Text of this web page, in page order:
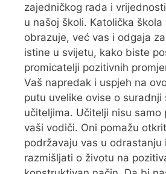
zajedničkog rada i
u našoj školi. Katolička škola
obrazuje, već vas i odgaja
istine u svijetu, kako biste
promicatelji pozitivnih
Vaš napredak i uspjeh na
putu uvelike ovise o suradnji
učiteljima. Učitelji nisu samo
vaši vodiči. Oni pomažu
podržavaju vas u odrastanju
razmišljati o životu na